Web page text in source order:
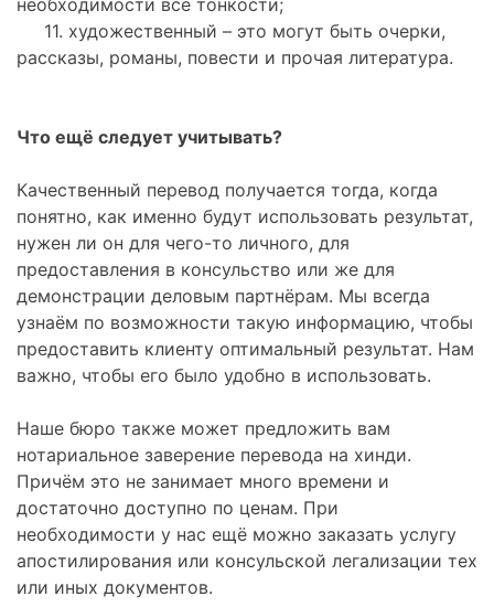
11. художественный – это могут быть очерки,
рассказы, романы, повести и прочая литература.
Что ещё следует учитывать?
Качественный перевод получается тогда, когда
понятно, как именно будут использовать результат,
нужен ли он для чего-то личного, для
предоставления в консульство или же для
демонстрации деловым партнёрам. Мы всегда
узнаём по возможности такую информацию, чтобы
предоставить клиенту оптимальный результат. Нам
важно, чтобы его было удобно в использовать.
Наше бюро также может предложить вам
нотариальное заверение перевода на хинди.
Причём это не занимает много времени и
достаточно доступно по ценам. При
необходимости у нас ещё можно заказать услугу
апостилирования или консульской легализации тех
или иных документов.